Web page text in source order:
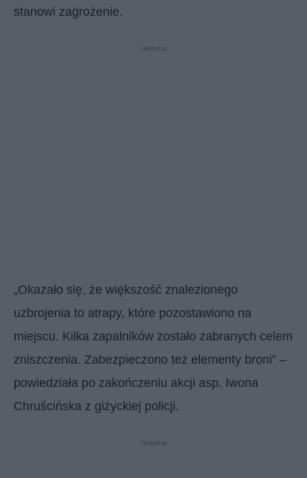
stanowi zagrożenie.
reklama
„Okazało się, że większość znalezionego
uzbrojenia to atrapy, które pozostawiono na
miejscu. Kilka zapalników zostało zabranych celem
zniszczenia. Zabezpieczono też elementy broni” –
powiedziała po zakończeniu akcji asp. Iwona
Chruścińska z giżyckiej policji.
reklama